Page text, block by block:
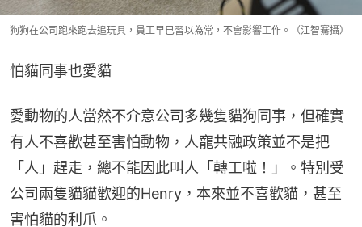
狗狗在公司跑來跑去追玩具，員工早已習以為常，不會影響工作。（江智騫攝）
怕貓同事也愛貓
愛動物的人當然不介意公司多幾隻貓狗同事，但確實
有人不喜歡甚至害怕動物，人寵共融政策並不是把
「人」趕走，總不能因此叫人「轉工啦！」。特別受
公司兩隻貓貓歡迎的Henry，本來並不喜歡貓，甚至
害怕貓的利爪。